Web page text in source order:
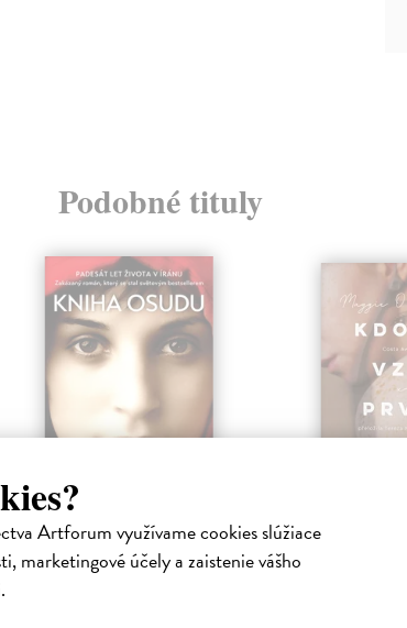
Artforum využívame cookies slúžiace
marketingové účely a zaistenie vášho
Podobné tituly
Kniha osudu
Sanieeová Parinoush| Kniha
Pět bouřlivých desetiletí
Kdo
za ruku
Když se